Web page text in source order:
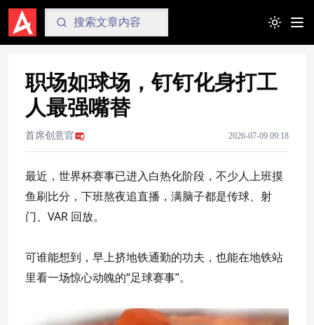
Toggle
职场如球场，钉钉化身打工
人最强嘴替
首席创意官 2026-07-09 09:18
最近，世界杯赛事已进入白热化阶段，不少人上班摸
鱼刷比分，下班熬夜追直播，满脑子都是传球、射
门、VAR 回放。
可谁能想到，早上挤地铁通勤的功夫，也能在地铁站
里看一场惊心动魄的“足球赛事”。